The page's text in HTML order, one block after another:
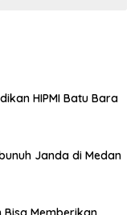
HIPMI Batu Bara
Janda di Medan